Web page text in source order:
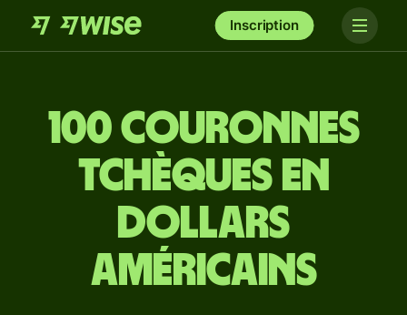
Inscription
100 couronnes
tchèques en
dollars
américains